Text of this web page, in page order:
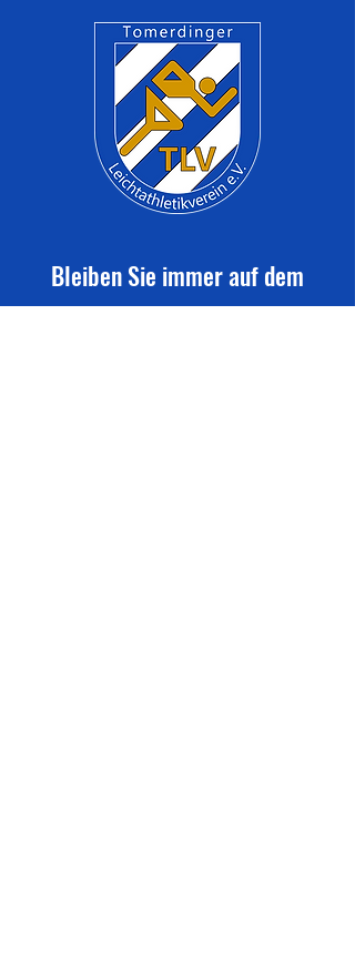
Bleiben Sie immer auf dem
neuesten Stand mit den TLV-